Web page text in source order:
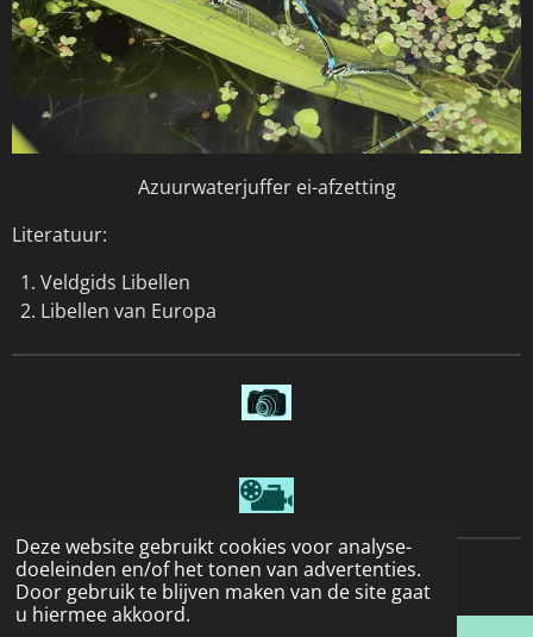
Deze website gebruikt cookies voor analyse-
doeleinden en/of het tonen van advertenties.
Door gebruik te blijven maken van de site gaat
u hiermee akkoord.
Azuurwaterjuffer ei-afzetting
Literatuur:
Veldgids Libellen
Libellen van Europa
© 2022 - 2026 Natuurfotografie